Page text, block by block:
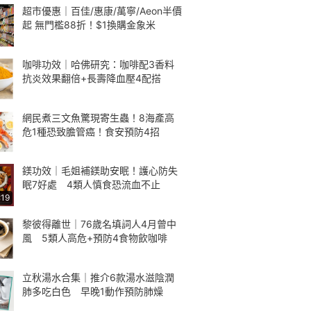
超市優惠｜百佳/惠康/萬寧/Aeon半價
起 無門檻88折！$1換購金象米
咖啡功效｜哈佛研究：咖啡配3香料
抗炎效果翻倍+長壽降血壓4配搭
網民煮三文魚驚現寄生蟲！8海產高
危1種恐致膽管癌！食安預防4招
鎂功效｜毛姐補鎂助安眠！護心防失
眠7好處 4類人慎食恐流血不止
黎彼得離世｜76歲名填詞人4月曾中
風 5類人高危+預防4食物飲咖啡
立秋湯水合集｜推介6款湯水滋陰潤
肺多吃白色 早晚1動作預防肺燥